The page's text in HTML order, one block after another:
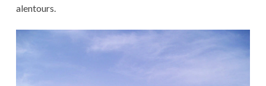
alentours.